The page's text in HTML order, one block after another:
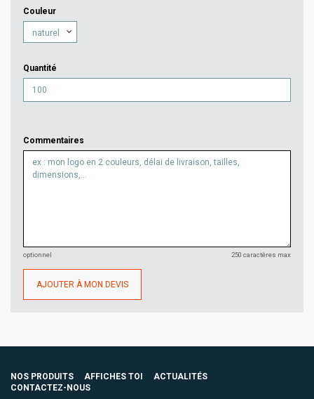
Couleur
Quantité
Commentaires
optionnel 250 caractères max
AJOUTER À MON DEVIS
NOS PRODUITS AFFICHES TOI
ACTUALITÉS
CONTACTEZ-NOUS